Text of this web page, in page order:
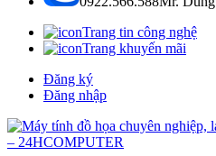
Trang tin công nghệ
Trang khuyến mãi
Đăng ký
Đăng nhập